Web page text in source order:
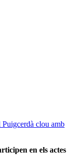
clou amb
en els actes